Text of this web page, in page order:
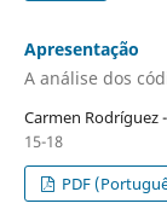
Apresentação
A análise dos
Carmen Rodríguez
15-18
PDF